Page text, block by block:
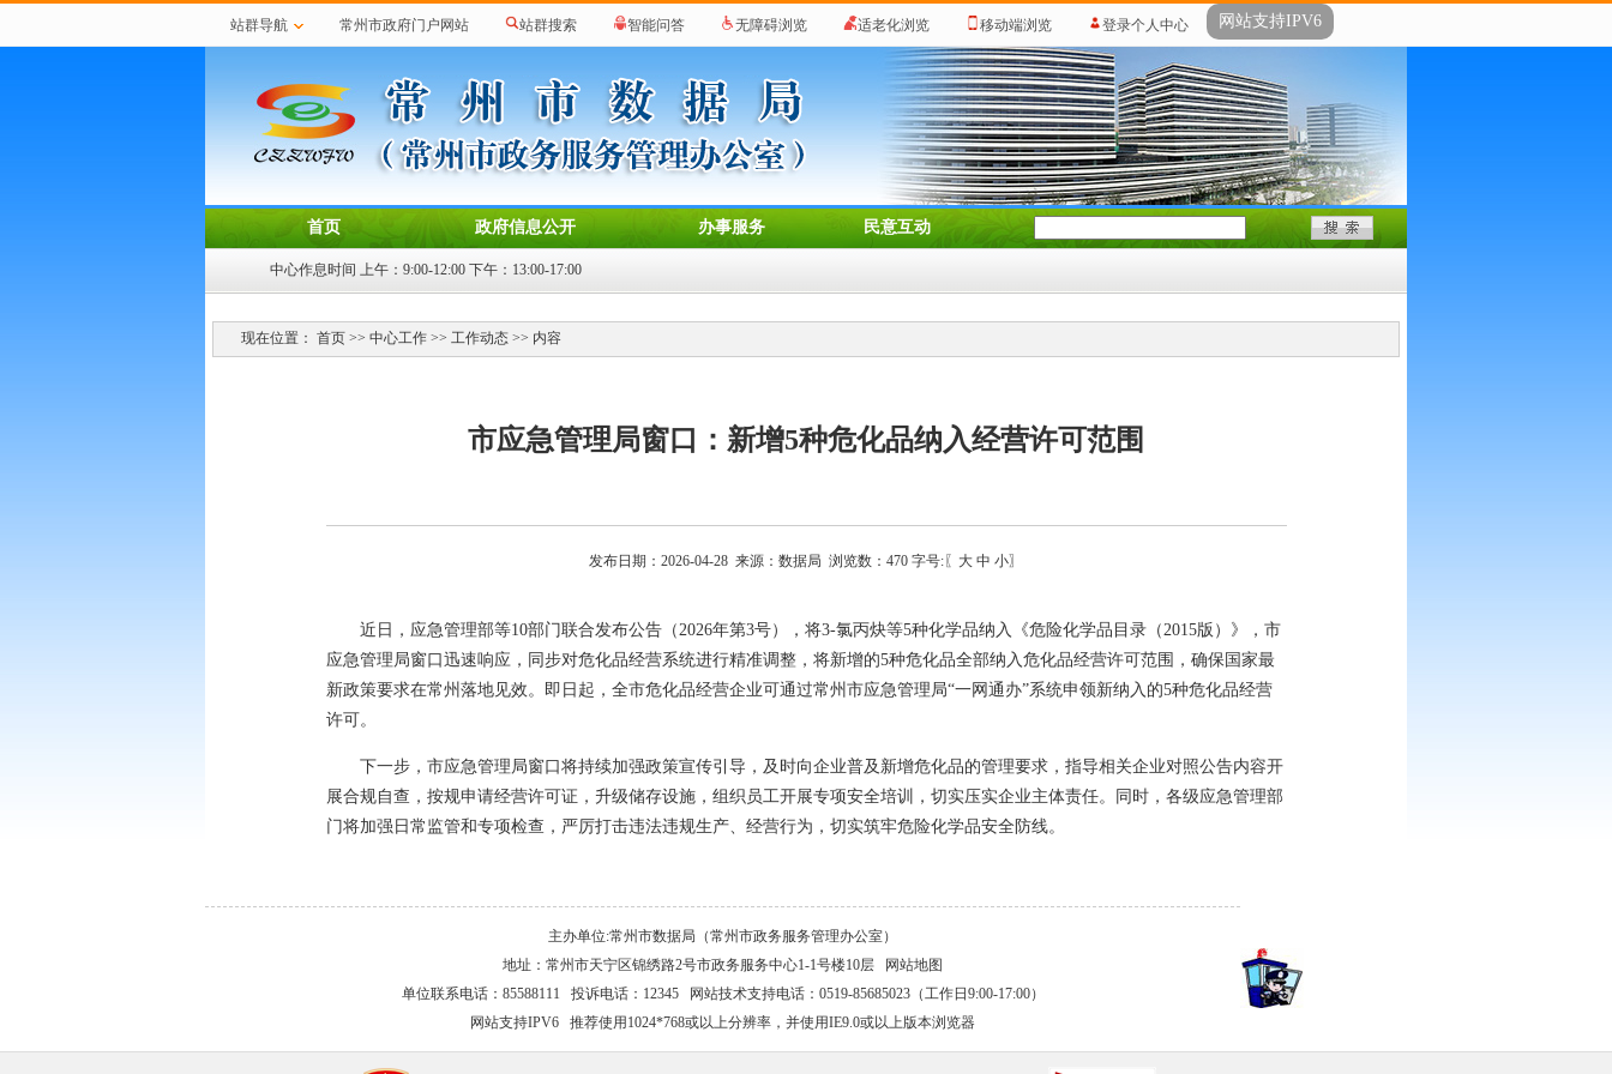
站群导航 常州市政府门户网站 站群搜索 智能问答 无障碍浏览 适老化浏览 移动端浏览 登录个人中心 网站支持IPV6
首页 政府信息公开 办事服务 民意互动
中心作息时间 上午：9:00-12:00 下午：13:00-17:00
现在位置： 首页 >> 中心工作 >> 工作动态 >> 内容
市应急管理局窗口：新增5种危化品纳入经营许可范围
发布日期：2026-04-28 来源：数据局 浏览数： 470 字号:〖 大 中 小〗
近日，应急管理部等10部门联合发布公告（2026年第3号），将3-氯丙炔等5种化学品纳入《危险化学品目录（2015版）》，市
应急管理局窗口迅速响应，同步对危化品经营系统进行精准调整，将新增的5种危化品全部纳入危化品经营许可范围，确保国家最
新政策要求在常州落地见效。即日起，全市危化品经营企业可通过常州市应急管理局“一网通办”系统申领新纳入的5种危化品经营
许可。
下一步，市应急管理局窗口将持续加强政策宣传引导，及时向企业普及新增危化品的管理要求，指导相关企业对照公告内容开
展合规自查，按规申请经营许可证，升级储存设施，组织员工开展专项安全培训，切实压实企业主体责任。同时，各级应急管理部
门将加强日常监管和专项检查，严厉打击违法违规生产、经营行为，切实筑牢危险化学品安全防线。
主办单位:常州市数据局（常州市政务服务管理办公室）
地址：常州市天宁区锦绣路2号市政务服务中心1-1号楼10层
网站地图
单位联系电话：85588111 投诉电话：12345 网站技术支持电话：0519-85685023（工作日9:00-17:00）
网站支持IPV6 推荐使用1024*768或以上分辨率，并使用IE9.0或以上版本浏览器